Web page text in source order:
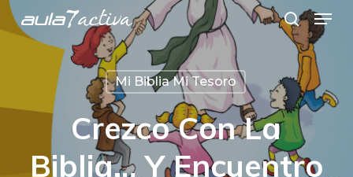
Skip
to
search
Menu
Mi Biblia Mi Tesoro
Crezco Con La
Biblia… Y Encuentro